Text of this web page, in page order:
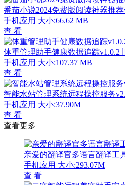
番茄小说2024免费版阅读神器推荐
手机应用 大小:66.62 MB
查 看
体重管理助手健康数据追踪v1.0.2
手机应用 大小:107.37 MB
查 看
智能水站管理系统远程操控服务
手机应用 大小:37.90M
查 看
查看更多
亲爱的翻译官多语言翻译工
手机应用 大小:293.07M
查 看